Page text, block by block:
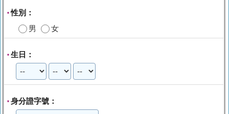
*性別：
男
女
* 生日：
* 身分證字號：